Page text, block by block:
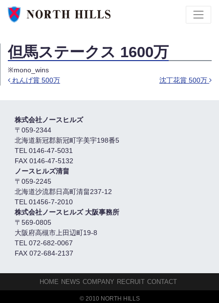
但馬ステークス 1600万
※mono_wins
れんげ賞 500万 沈丁花賞 500万
株式会社ノースヒルズ
〒059-2344
北海道新冠郡新冠町字美宇198番5
TEL 0146-47-5031
FAX 0146-47-5132
ノースヒルズ清畠
〒059-2245
北海道沙流郡日高町清畠237-12
TEL 01456-7-2010
株式会社ノースヒルズ 大阪事務所
〒569-0805
大阪府高槻市上田辺町19-8
TEL 072-682-0067
FAX 072-684-2137
HOME NEWS COMPANY RECRUIT CONTACT
© 2010 NORTH HILLS